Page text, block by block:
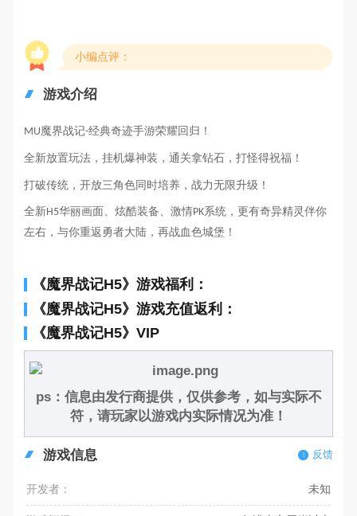
小编点评：
游戏介绍
MU魔界战记-经典奇迹手游荣耀回归！
全新放置玩法，挂机爆神装，通关拿钻石，打怪得祝福！
打破传统，开放三角色同时培养，战力无限升级！
全新H5华丽画面、炫酷装备、激情PK系统，更有奇异精灵伴你
左右，与你重返勇者大陆，再战血色城堡！
《魔界战记H5》游戏福利：
《魔界战记H5》游戏充值返利：
《魔界战记H5》VIP
ps：信息由发行商提供，仅供参考，如与实际不
符，请玩家以游戏内实际情况为准！
游戏信息 反馈
开发者： 未知